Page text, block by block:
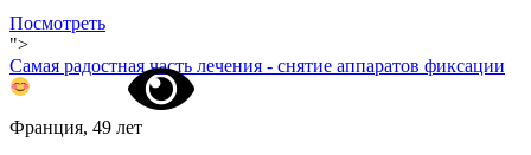
Посмотреть
">
Самая радостная часть лечения - снятие аппаратов фиксации
Франция, 49 лет